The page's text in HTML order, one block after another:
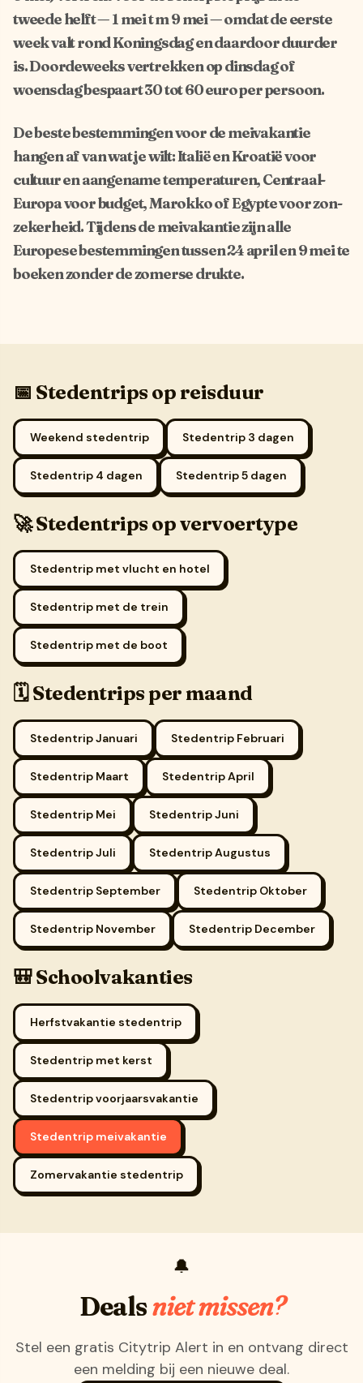
tweede helft — 1 mei t m 9 mei — omdat de eerste
week valt rond Koningsdag en daardoor duurder
is. Doordeweeks vertrekken op dinsdag of
woensdag bespaart 30 tot 60 euro per persoon.
De beste bestemmingen voor de meivakantie
hangen af van wat je wilt: Italië en Kroatië voor
cultuur en aangename temperaturen, Centraal-
Europa voor budget, Marokko of Egypte voor zon-
zekerheid. Tijdens de meivakantie zijn alle
Europese bestemmingen tussen 24 april en 9 mei te
boeken zonder de zomerse drukte.
📅 Stedentrips op reisduur
Weekend stedentrip Stedentrip 3 dagen
Stedentrip 4 dagen Stedentrip 5 dagen
🚀 Stedentrips op vervoertype
Stedentrip met vlucht en hotel
Stedentrip met de trein
Stedentrip met de boot
🗓 Stedentrips per maand
Stedentrip Januari Stedentrip Februari
Stedentrip Maart Stedentrip April
Stedentrip Mei Stedentrip Juni
Stedentrip Juli Stedentrip Augustus
Stedentrip September Stedentrip Oktober
Stedentrip November Stedentrip December
🎒 Schoolvakanties
Herfstvakantie stedentrip
Stedentrip met kerst
Stedentrip voorjaarsvakantie
Stedentrip meivakantie
Zomervakantie stedentrip
🔔
Dealsniet missen?
Stel een gratis Citytrip Alert in en ontvang direct
een melding bij een nieuwe deal.